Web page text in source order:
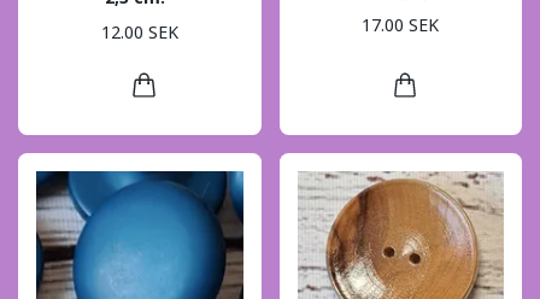
12.00 SEK
17.00 SEK